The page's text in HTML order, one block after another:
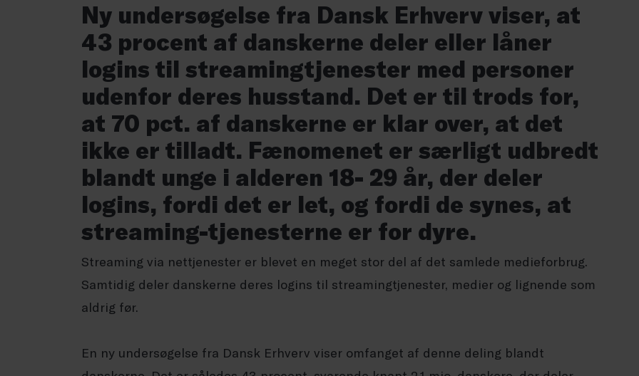
Ny undersøgelse fra Dansk Erhverv viser, at
43 procent af danskerne deler eller låner
logins til streamingtjenester med personer
udenfor deres husstand. Det er til trods for,
at 70 pct. af danskerne er klar over, at det
ikke er tilladt. Fænomenet er særligt udbredt
blandt unge i alderen 18- 29 år, der deler
logins, fordi det er let, og fordi de synes, at
streaming-tjenesterne er for dyre.
Streaming via nettjenester er blevet en meget stor del af det samlede medieforbrug.
Samtidig deler danskerne deres logins til streamingtjenester, medier og lignende som
aldrig før.
En ny undersøgelse fra Dansk Erhverv viser omfanget af denne deling blandt